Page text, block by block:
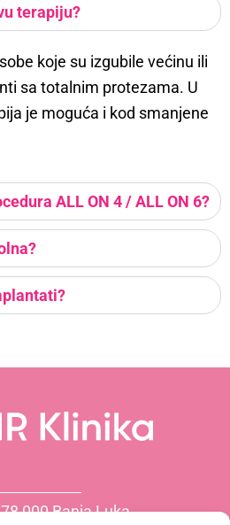
terapiju?
koje su izgubile većinu ili
sa totalnim protezama. U
je moguća i kod smanjene
ALL ON 4 / ALL ON 6?
000 Banja Luka